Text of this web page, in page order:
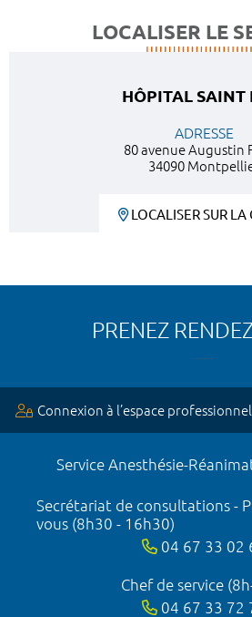
LOCALISER LE
HÔPITAL SAINT
ADRESSE
80 avenue Augustin
34090
LOCALISER SUR LA
PRENEZ
Connexion à l’espace professionnel
Service Anesthésie-
Secrétariat de consultations -
vous (8h30 - 16h30)
04 67 33 02
Chef de service
04 67 33 72